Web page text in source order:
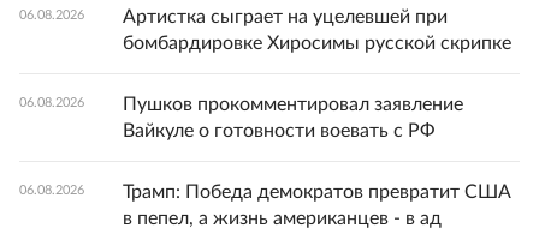
06.08.2026
Артистка сыграет на уцелевшей при
бомбардировке Хиросимы русской скрипке
06.08.2026
Пушков прокомментировал заявление
Вайкуле о готовности воевать с РФ
06.08.2026
Трамп: Победа демократов превратит США
в пепел, а жизнь американцев - в ад